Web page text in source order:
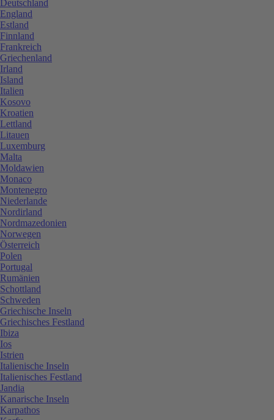
Deutschland
England
Estland
Finnland
Frankreich
Griechenland
Irland
Island
Italien
Kosovo
Kroatien
Lettland
Litauen
Luxemburg
Malta
Moldawien
Monaco
Montenegro
Niederlande
Nordirland
Nordmazedonien
Norwegen
Österreich
Polen
Portugal
Rumänien
Schottland
Schweden
Griechische Inseln
Griechisches Festland
Ibiza
Ios
Istrien
Italienische Inseln
Italienisches Festland
Jandia
Kanarische Inseln
Karpathos